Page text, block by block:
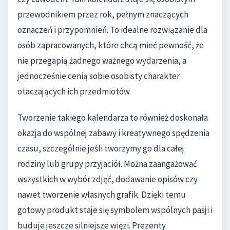
przewodnikiem przez rok, pełnym znaczących
oznaczeń i przypomnień. To idealne rozwiązanie dla
osób zapracowanych, które chcą mieć pewność, że
nie przegapią żadnego ważnego wydarzenia, a
jednocześnie cenią sobie osobisty charakter
otaczających ich przedmiotów.
Tworzenie takiego kalendarza to również doskonała
okazja do wspólnej zabawy i kreatywnego spędzenia
czasu, szczególnie jeśli tworzymy go dla całej
rodziny lub grupy przyjaciół. Można zaangażować
wszystkich w wybór zdjęć, dodawanie opisów czy
nawet tworzenie własnych grafik. Dzięki temu
gotowy produkt staje się symbolem wspólnych pasji i
buduje jeszcze silniejsze więzi. Prezenty